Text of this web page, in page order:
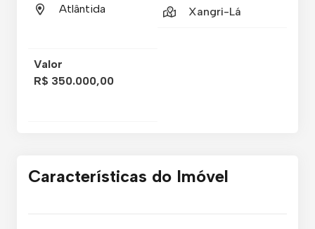
Atlântida
Xangri-Lá
Valor
R$ 350.000,00
Características do Imóvel